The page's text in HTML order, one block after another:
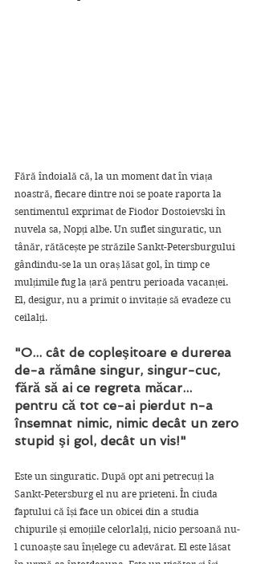
Fără îndoială că, la un moment dat în viața
noastră, fiecare dintre noi se poate raporta la
sentimentul exprimat de Fiodor Dostoievski în
nuvela sa, Nopți albe. Un suflet singuratic, un
tânăr, rătăcește pe străzile Sankt-Petersburgului
gândindu-se la un oraș lăsat gol, în timp ce
mulțimile fug la țară pentru perioada vacanței.
El, desigur, nu a primit o invitație să evadeze cu
ceilalți.
"O... cât de copleşitoare e durerea
de-a rămâne singur, singur-cuc,
fără să ai ce regreta măcar...
pentru că tot ce-ai pierdut n-a
însemnat nimic, nimic decât un zero
stupid şi gol, decât un vis!"
Este un singuratic. După opt ani petrecuți la
Sankt-Petersburg el nu are prieteni. În ciuda
faptului că își face un obicei din a studia
chipurile și emoțiile celorlalți, nicio persoană nu-
l cunoaște sau înțelege cu adevărat. El este lăsat